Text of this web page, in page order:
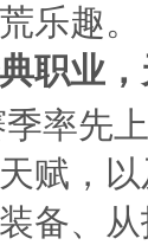
乐趣。
业，
先上
赋，
备、